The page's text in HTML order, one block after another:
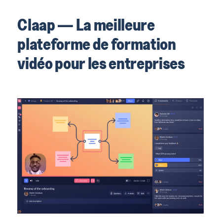
Claap — La meilleure
plateforme de formation
vidéo pour les entreprises